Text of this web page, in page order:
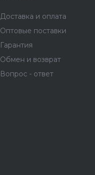
Доставка и оплата
Оптовые поставки
Гарантия
Обмен и возврат
Вопрос - ответ